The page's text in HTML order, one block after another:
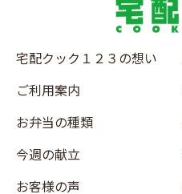
宅配クック１２３の想い
ご利用案内
お弁当の種類
今週の献立
お客様の声